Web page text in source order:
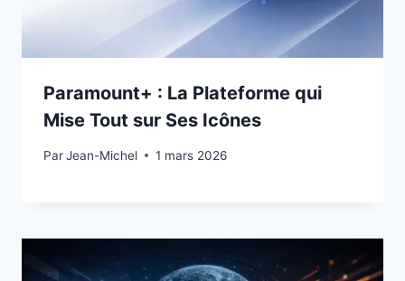
Paramount+ : La Plateforme qui
Mise Tout sur Ses Icônes
ParJean-Michel
28 février 2026 1 mars 2026